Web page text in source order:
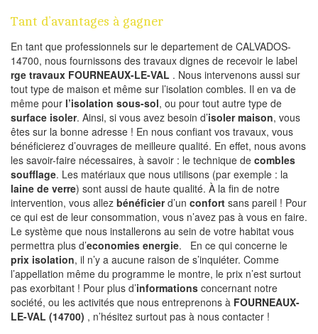
Tant d’avantages à gagner
En tant que professionnels sur le departement de CALVADOS-
14700, nous fournissons des travaux dignes de recevoir le label
rge travaux FOURNEAUX-LE-VAL . Nous intervenons aussi sur
tout type de maison et même sur l’isolation combles. Il en va de
même pour l’isolation sous-sol, ou pour tout autre type de
surface isoler. Ainsi, si vous avez besoin d’isoler maison, vous
êtes sur la bonne adresse ! En nous confiant vos travaux, vous
bénéficierez d’ouvrages de meilleure qualité. En effet, nous avons
les savoir-faire nécessaires, à savoir : le technique de combles
soufflage. Les matériaux que nous utilisons (par exemple : la
laine de verre) sont aussi de haute qualité. À la fin de notre
intervention, vous allez bénéficierd’un confort sans pareil ! Pour
ce qui est de leur consommation, vous n’avez pas à vous en faire.
Le système que nous installerons au sein de votre habitat vous
permettra plus d’economies energie. En ce qui concerne le
prix isolation, il n’y a aucune raison de s’inquiéter. Comme
l’appellation même du programme le montre, le prix n’est surtout
pas exorbitant ! Pour plus d’informations concernant notre
société, ou les activités que nous entreprenons à FOURNEAUX-
LE-VAL (14700) , n’hésitez surtout pas à nous contacter !